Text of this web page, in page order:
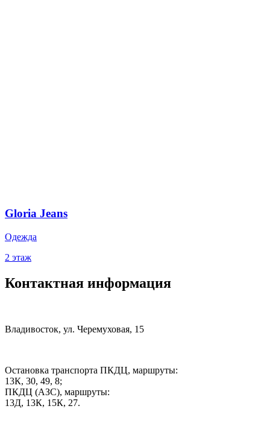
Gloria Jeans
Одежда
2 этаж
Контактная информация
Владивосток, ул. Черемуховая, 15
Остановка транспорта ПКДЦ, маршруты:
13К, 30, 49, 8;
ПКДЦ (АЗС), маршруты:
13Д, 13К, 15К, 27.